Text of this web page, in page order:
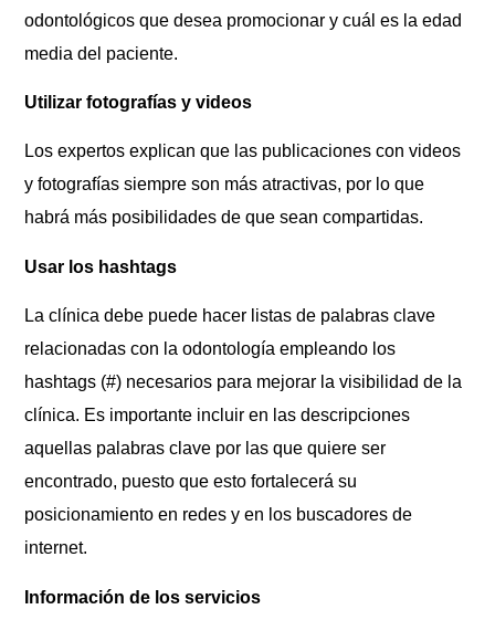
odontológicos que desea promocionar y cuál es la edad
media del paciente.
Utilizar fotografías y videos
Los expertos explican que las publicaciones con videos
y fotografías siempre son más atractivas, por lo que
habrá más posibilidades de que sean compartidas.
Usar los hashtags
La clínica debe puede hacer listas de palabras clave
relacionadas con la odontología empleando los
hashtags (#) necesarios para mejorar la visibilidad de la
clínica. Es importante incluir en las descripciones
aquellas palabras clave por las que quiere ser
encontrado, puesto que esto fortalecerá su
posicionamiento en redes y en los buscadores de
internet.
Información de los servicios